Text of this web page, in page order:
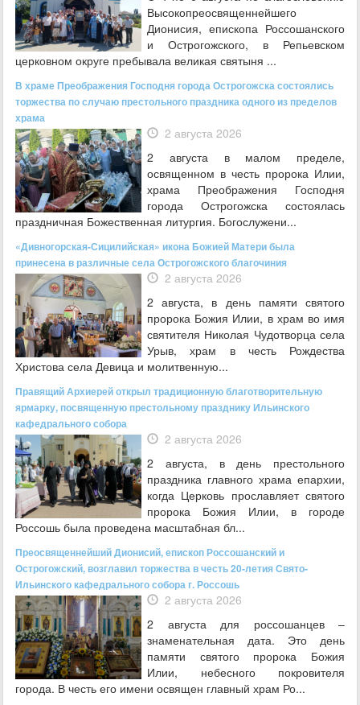
Высокопреосвященнейшего
Дионисия, епископа Россошанского
и Острогожского, в Репьевском
церковном округе пребывала великая святыня ...
В храме Преображения Господня города Острогожска состоялись
торжества по случаю престольного праздника одного из пределов
храма
2 августа 2026
2 августа в малом пределе,
освященном в честь пророка Илии,
храма Преображения Господня
города Острогожска состоялась
праздничная Божественная литургия. Богослужени...
«Дивногорская-Сицилийская» икона Божией Матери была
принесена в различные села Острогожского благочиния
2 августа 2026
2 августа, в день памяти святого
пророка Божия Илии, в храм во имя
святителя Николая Чудотворца села
Урыв, храм в честь Рождества
Христова села Девица и молитвенную...
Правящий Архиерей открыл традиционную благотворительную
ярмарку, посвященную престольному празднику Ильинского
кафедрального собора
2 августа 2026
2 августа, в день престольного
праздника главного храма епархии,
когда Церковь прославляет святого
пророка Божия Илии, в городе
Россошь была проведена масштабная бл...
Преосвященнейший Дионисий, епископ Россошанский и
Острогожский, возглавил торжества в честь 20-летия Свято-
Ильинского кафедрального собора г. Россошь
2 августа 2026
2 августа для россошанцев –
знаменательная дата. Это день
памяти святого пророка Божия
Илии, небесного покровителя
города. В честь его имени освящен главный храм Ро...